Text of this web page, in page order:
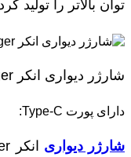
توان بالاتر را تولید
شارژر دیواری انکر Anker A2146 Nano Charger
دارای پورت Type-C:
شارژر دیواری